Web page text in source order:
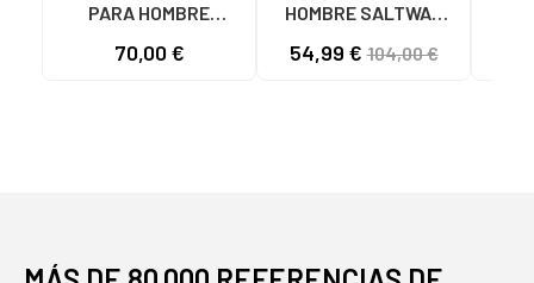
PARA HOMBRE
70,00 €
HOMBRE SALTWAY
BROWN
54,99 €104,00 €